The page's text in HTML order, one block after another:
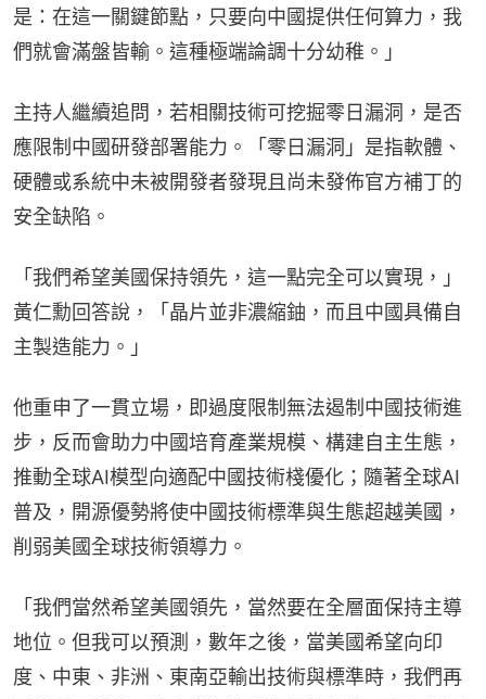
是：在這一關鍵節點，只要向中國提供任何算力，我
們就會滿盤皆輸。這種極端論調十分幼稚。」
主持人繼續追問，若相關技術可挖掘零日漏洞，是否
應限制中國研發部署能力。「零日漏洞」是指軟體、
硬體或系統中未被開發者發現且尚未發佈官方補丁的
安全缺陷。
「我們希望美國保持領先，這一點完全可以實現，」
黃仁勳回答說，「晶片並非濃縮鈾，而且中國具備自
主製造能力。」
他重申了一貫立場，即過度限制無法遏制中國技術進
步，反而會助力中國培育產業規模、構建自主生態，
推動全球AI模型向適配中國技術棧優化；隨著全球AI
普及，開源優勢將使中國技術標準與生態超越美國，
削弱美國全球技術領導力。
「我們當然希望美國領先，當然要在全層面保持主導
地位。但我可以預測，數年之後，當美國希望向印
度、中東、非洲、東南亞輸出技術與標準時，我們再